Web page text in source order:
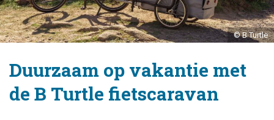
© B Turtle
Duurzaam op vakantie met
de B Turtle fietscaravan